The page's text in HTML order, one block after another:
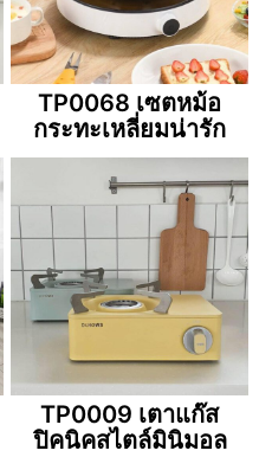
TP0068 เซตหม้อ
กระทะเหลี่ยมน่ารัก
TP0009 เตาแก๊ส
ปิคนิคสไตล์มินิมอล